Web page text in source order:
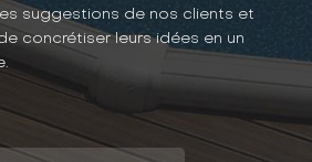
En
avantages. Elles
conviennent à une grande
variété d'environnements
sont un matériau
recommandé.
suggestions de nos clients et
concrétiser leurs idées en un